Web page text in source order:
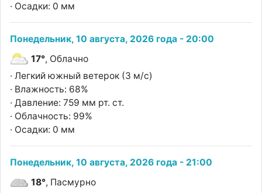
· Осадки: 0 мм
Понедельник, 10 августа, 2026 года - 20:00
17°, Облачно
· Легкий южный ветерок (3 м/с)
· Влажность: 68%
· Давление: 759 мм рт. ст.
· Облачность: 99%
· Осадки: 0 мм
Понедельник, 10 августа, 2026 года - 21:00
18°, Пасмурно